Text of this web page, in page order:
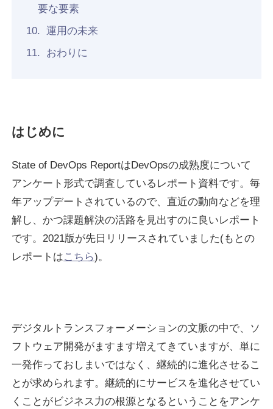
要な要素
運用の未来
おわりに
はじめに
State of DevOps ReportはDevOpsの成熟度について
アンケート形式で調査しているレポート資料です。毎
年アップデートされているので、直近の動向などを理
解し、かつ課題解決の活路を見出すのに良いレポート
です。2021版が先日リリースされていました(もとの
レポートはこちら)。
デジタルトランスフォーメーションの文脈の中で、ソ
フトウェア開発がますます増えてきていますが、単に
一発作っておしまいではなく、継続的に進化させるこ
とが求められます。継続的にサービスを進化させてい
くことがビジネス力の根源となるということをアンケ